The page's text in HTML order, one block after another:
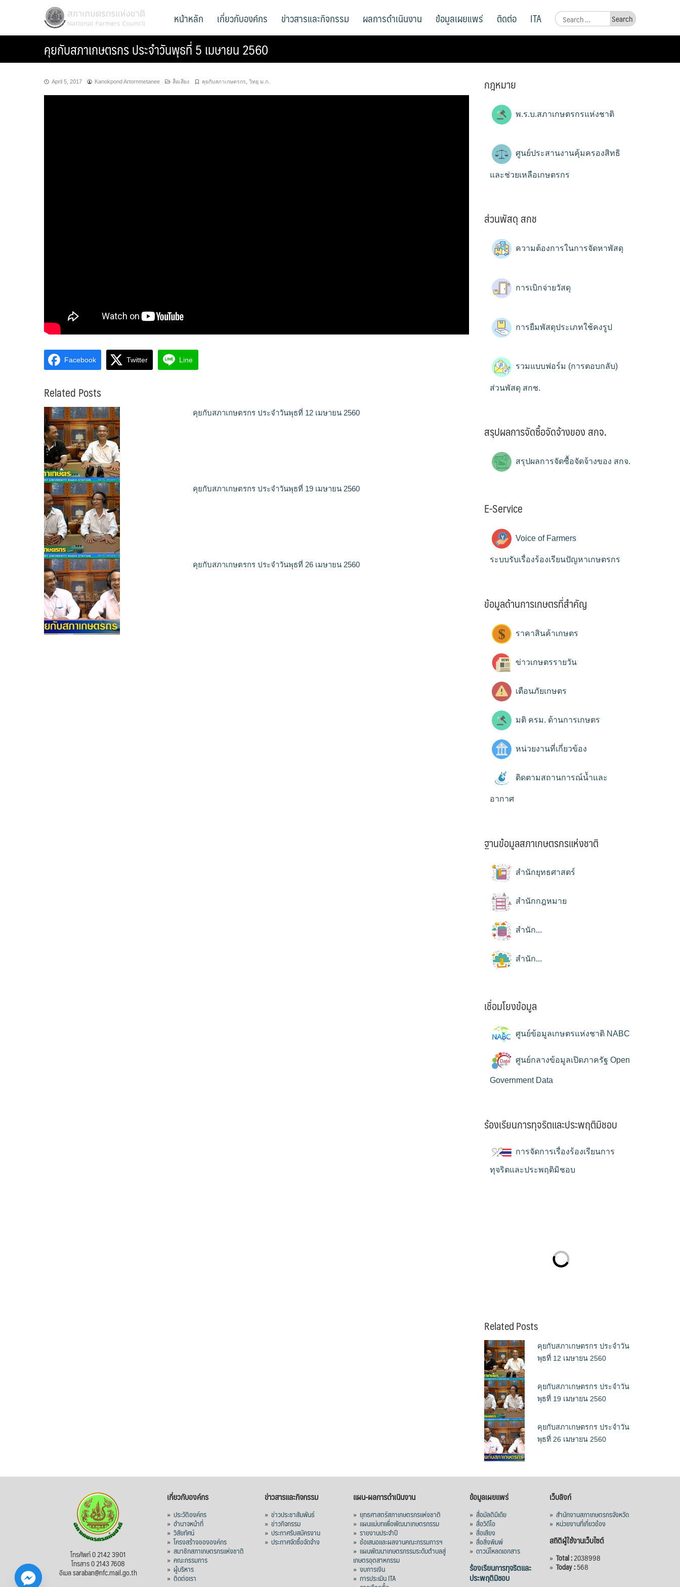
สภาเกษตรกรแห่งชาติ
National Farmers Council
Search
for:
หน้าหลัก เกี่ยวกับองค์กร ข่าวสารและกิจกรรม ผลการดำเนินงาน ข้อมูลเผยแพร่ ติดต่อ ITA
คุยกับสภาเกษตรกร ประจำวันพุธที่ 5 เมษายน 2560
April 5, 2017 Kanokpond Artornmetanee สื่อเสียง คุยกับสภาเกษตรกร วิทยุ ม.ก.
Facebook Twitter Line
Related Posts
คุยกับสภาเกษตรกร ประจำวันพุธที่ 12 เมษายน 2560
คุยกับสภาเกษตรกร ประจำวันพุธที่ 19 เมษายน 2560
คุยกับสภาเกษตรกร ประจำวันพุธที่ 26 เมษายน 2560
กฎหมาย
พ.ร.บ.สภาเกษตรกรแห่งชาติ
ศูนย์ประสานงานคุ้มครองสิทธิ
และช่วยเหลือเกษตรกร
ส่วนพัสดุ สกช
ความต้องการในการจัดหาพัสดุ
การเบิกจ่ายวัสดุ
การยืมพัสดุประเภทใช้คงรูป
รวมแบบฟอร์ม (การตอบกลับ)
ส่วนพัสดุ สกช.
สรุปผลการจัดซื้อจัดจ้างของ สกจ.
สรุปผลการจัดซื้อจัดจ้างของ สกจ.
E-Service
Voice of Farmers
ระบบรับเรื่องร้องเรียนปัญหาเกษตรกร
ข้อมูลด้านการเกษตรที่สำคัญ
ราคาสินค้าเกษตร
ข่าวเกษตรรายวัน
เตือนภัยเกษตร
มติ ครม. ด้านการเกษตร
หน่วยงานที่เกี่ยวข้อง
ติดตามสถานการณ์น้ำและ
อากาศ
ฐานข้อมูลสภาเกษตรกรแห่งชาติ
สำนักยุทธศาสตร์
สำนักกฎหมาย
สำนัก...
สำนัก...
เชื่อมโยงข้อมูล
ศูนย์ข้อมูลเกษตรแห่งชาติ NABC
ศูนย์กลางข้อมูลเปิดภาครัฐ Open
Government Data
ร้องเรียนการทุจริตและประพฤติมิชอบ
การจัดการเรื่องร้องเรียนการ
ทุจริตและประพฤติมิชอบ
Related Posts
คุยกับสภาเกษตรกร ประจำวัน
พุธที่ 12 เมษายน 2560
คุยกับสภาเกษตรกร ประจำวัน
พุธที่ 19 เมษายน 2560
คุยกับสภาเกษตรกร ประจำวัน
พุธที่ 26 เมษายน 2560
โทรศัพท์ 0 2142 3901
โทรสาร 0 2143 7608
อีเมล saraban@nfc.mail.go.th
เกี่ยวกับองค์กร
»ประวัติองค์กร
»อำนาจหน้าที่
»วิสัยทัศน์
»โครงสร้างขององค์กร
»สมาชิกสภาเกษตรกรแห่งชาติ
»คณะกรรมการ
» ผู้บริหาร
»ติดต่อเรา
ข่าวสารและกิจกรรม
»ข่าวประชาสัมพันธ์
»ข่าวกิจกรรม
»ประกาศรับสมัครงาน
»ประกาศจัดซื้อจัดจ้าง
แผน-ผลการดำเนินงาน
» ยุทธศาสตร์สภาเกษตรกรแห่งชาติ
» แผนแม่บทเพื่อพัฒนาเกษตรกรรม
» รายงานประจำปี
» ข้อเสนอและผลงานคณะกรรมการฯ
» แผนพัฒนาเกษตรกรรมระดับตำบลสู่
เกษตรอุตสาหกรรม
» งบการเงิน
» การประเมิน ITA
ข้อมูลเผยแพร่
» สื่อมัลติมีเดีย
» สื่อวิดีโอ
» สื่อเสียง
» สื่อสิ่งพิมพ์
» ดาวน์โหลดเอกสาร
ร้องเรียนการทุจริตและ
ประพฤติมิชอบ
เว็บลิงก์
» สำนักงานสภาเกษตรกรจังหวัด
» หน่วยงานที่เกี่ยวข้อง
สถิติผู้ใช้งานเว็บไซต์
» Total :2038998
» Today :568